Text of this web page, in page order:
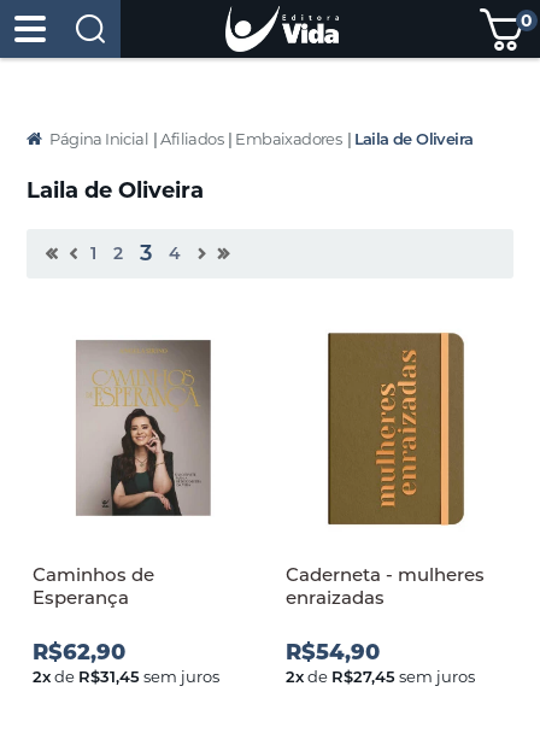
0
Página Inicial | Afiliados | Embaixadores | Laila de Oliveira
Laila de Oliveira
1 2 3 4
Caminhos de
Esperança
R$62,90
2xde R$31,45sem juros
Caderneta - mulheres
enraizadas
R$54,90
2xde R$27,45sem juros